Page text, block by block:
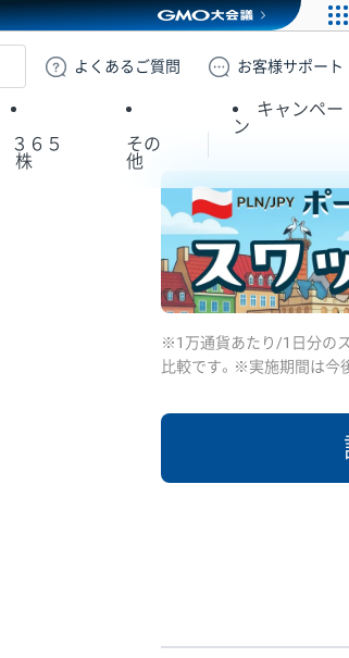
GMOクリック証券
よくある ご質問 お客様サポート
３６５
株
その
他
キャンペー
ン
※1万通貨あたり/1日分の
比較です。※実施期間は今